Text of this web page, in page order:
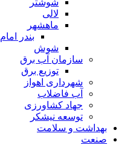
َشوشتر
لالی
ماهشهر
بندر امام
شوش
سازمان آب برق
توزیع برق
شهرداری اهواز
آب فاضلاب
جهاد کشاورزی
توسعه نیشکر
بهداشت و سلامت
صنعت